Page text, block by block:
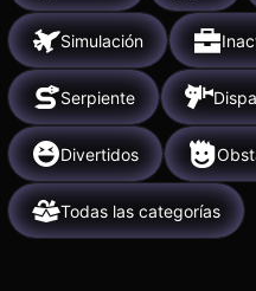
Simulación
Serpiente
Divertidos
Todas las categorías